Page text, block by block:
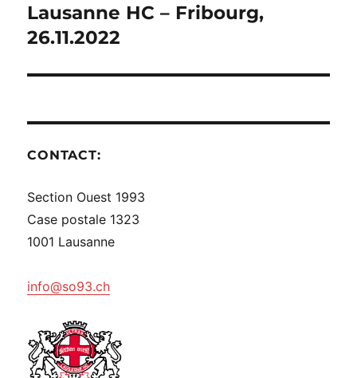
Publication
suivante :
Lausanne HC – Fribourg,
26.11.2022
CONTACT:
Section Ouest 1993
Case postale 1323
1001 Lausanne
info@so93.ch